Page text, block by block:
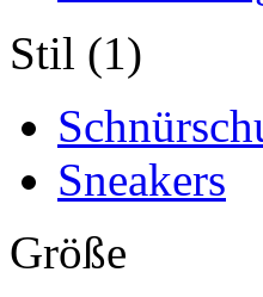
Stil (1)
Sneakers
Größe